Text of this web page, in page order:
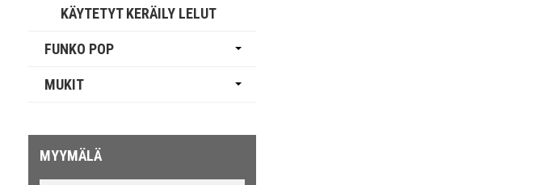
KÄYTETYT KERÄILY LELUT
FUNKO POP
MUKIT
MYYMÄLÄ